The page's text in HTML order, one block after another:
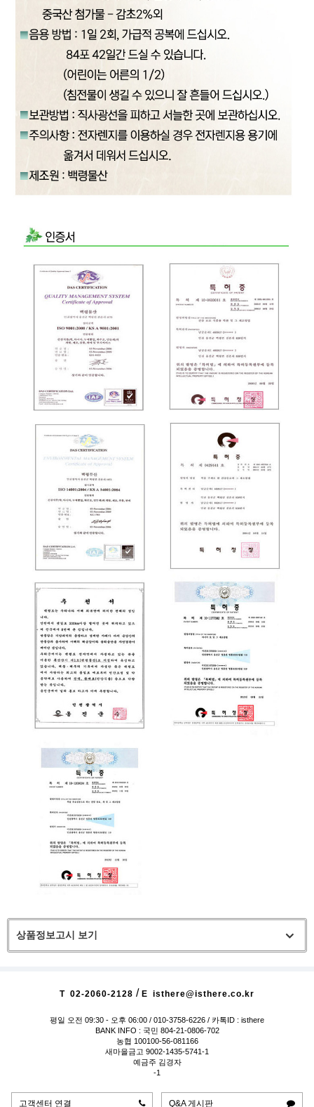
상품정보고시 보기
T 02-2060-2128 / E isthere@isthere.co.kr
평일 오전 09:30 - 오후 06:00 / 010-3758-6226 / 카톡ID : isthere
BANK INFO : 국민 804-21-0806-702
농협 100100-56-081166
새마을금고 9002-1435-5741-1
예금주 김경자
-1
고객센터 연결 Q&A 게시판